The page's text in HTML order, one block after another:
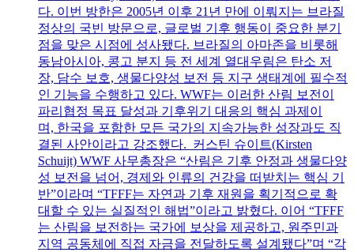
다. 이번 방한은 2005년 이후 21년 만에 이뤄지는 브라질
정상의 국빈 방문으로, 글로벌 기후 행동이 중요한 분기
점을 맞은 시점에 성사됐다. 브라질의 아마존을 비롯해
동남아시아, 콩고 분지 등 전 세계 열대우림은 탄소 저
장, 담수 보호, 생물다양성 보전 등 지구 생태계에 필수적
인 기능을 수행하고 있다. WWF는 이러한 산림 보전이
파리협정 목표 달성과 기후위기 대응의 핵심 과제이
며, 한국을 포함한 모든 국가의 지속가능한 성장과도 직
결된 사안이라고 강조했다. 커스틴 슈이트(Kirsten
Schuijt) WWF 사무총장은 “산림은 기후 안정과 생물다양
성 보전을 넘어, 경제와 인류의 건강을 떠받치는 핵심 기
반”이라며 “TFFF는 자연과 기후 재원을 획기적으로 확
대할 수 있는 실질적인 해법”이라고 밝혔다. 이어 “TFFF
는 산림을 보전하는 국가에 보상을 제공하고, 원주민과
지역 공동체에 직접 자금을 전달하도록 설계됐다”며 “각